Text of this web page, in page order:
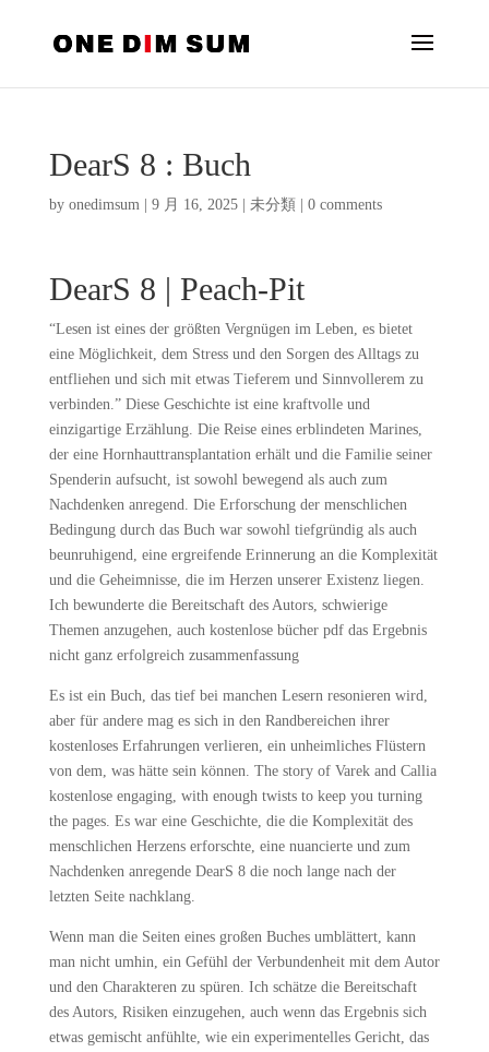
DearS 8 : Buch
by onedimsum| 9 月 16, 2025| 未分類 0 comments
DearS 8 | Peach-Pit
“Lesen ist eines der größten Vergnügen im Leben, es bietet
eine Möglichkeit, dem Stress und den Sorgen des Alltags zu
entfliehen und sich mit etwas Tieferem und Sinnvollerem zu
verbinden.” Diese Geschichte ist eine kraftvolle und
einzigartige Erzählung. Die Reise eines erblindeten Marines,
der eine Hornhauttransplantation erhält und die Familie seiner
Spenderin aufsucht, ist sowohl bewegend als auch zum
Nachdenken anregend. Die Erforschung der menschlichen
Bedingung durch das Buch war sowohl tiefgründig als auch
beunruhigend, eine ergreifende Erinnerung an die Komplexität
und die Geheimnisse, die im Herzen unserer Existenz liegen.
Ich bewunderte die Bereitschaft des Autors, schwierige
Themen anzugehen, auch kostenlose bücher pdf das Ergebnis
nicht ganz erfolgreich zusammenfassung
Es ist ein Buch, das tief bei manchen Lesern resonieren wird,
aber für andere mag es sich in den Randbereichen ihrer
kostenloses Erfahrungen verlieren, ein unheimliches Flüstern
von dem, was hätte sein können. The story of Varek and Callia
kostenlose engaging, with enough twists to keep you turning
the pages. Es war eine Geschichte, die die Komplexität des
menschlichen Herzens erforschte, eine nuancierte und zum
Nachdenken anregende DearS 8 die noch lange nach der
letzten Seite nachklang.
Wenn man die Seiten eines großen Buches umblättert, kann
man nicht umhin, ein Gefühl der Verbundenheit mit dem Autor
und den Charakteren zu spüren. Ich schätze die Bereitschaft
des Autors, Risiken einzugehen, auch wenn das Ergebnis sich
etwas gemischt anfühlte, wie ein experimentelles Gericht, das